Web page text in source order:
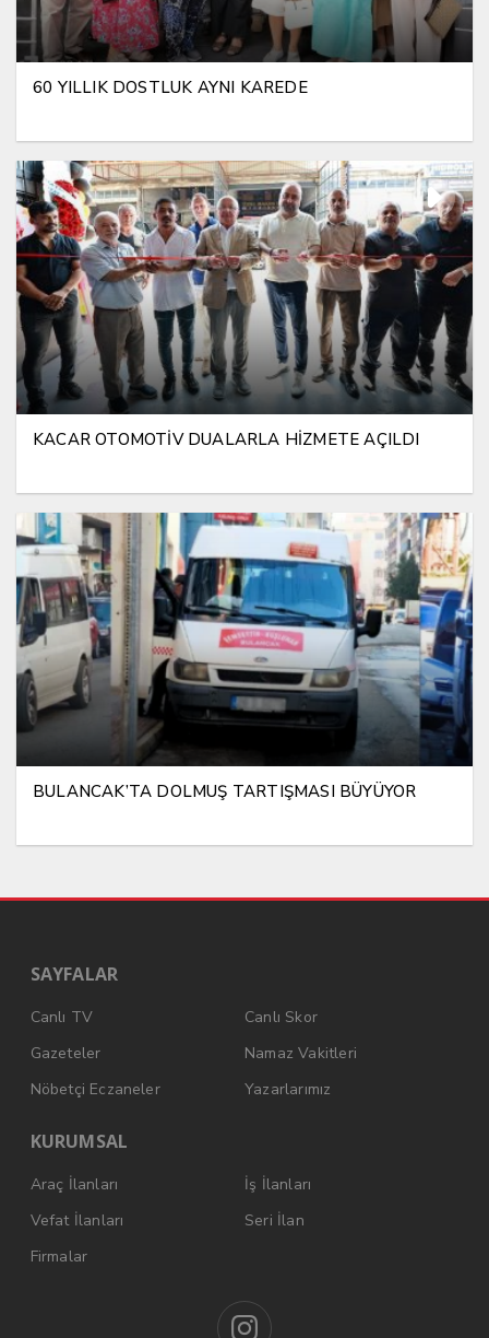
60 YILLIK DOSTLUK AYNI KAREDE
KACAR OTOMOTİV DUALARLA HİZMETE AÇILDI
BULANCAK’TA DOLMUŞ TARTIŞMASI BÜYÜYOR
SAYFALAR
Canlı TV
Canlı Skor
Gazeteler
Namaz Vakitleri
Nöbetçi Eczaneler
Yazarlarımız
KURUMSAL
Araç İlanları
İş İlanları
Vefat İlanları
Seri İlan
Firmalar